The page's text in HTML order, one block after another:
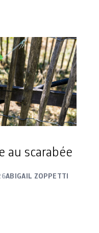
au scarabée
ABIGAIL ZOPPETTI